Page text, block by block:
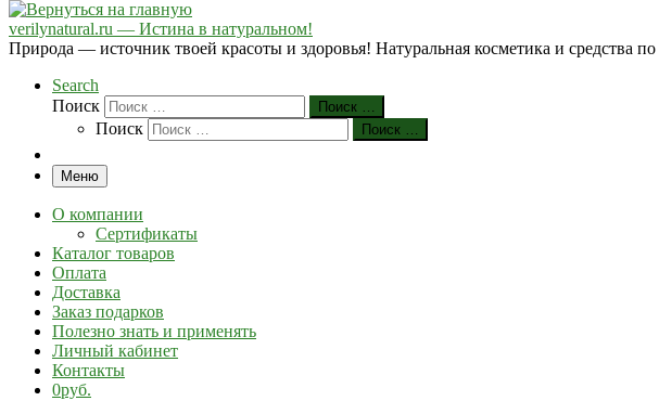
verilynatural.ru — Истина в натуральном!
Природа — источник твоей красоты и здоровья! Натуральная косметика и средства
Search
Поиск
Поиск …
Поиск Поиск …
Меню
О компании
Сертификаты
Каталог товаров
Оплата
Доставка
Заказ подарков
Полезно знать и применять
Личный кабинет
Контакты
0руб.